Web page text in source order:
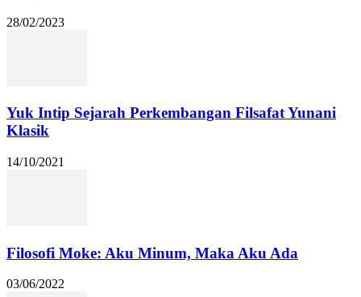
28/02/2023
Yuk Intip Sejarah Perkembangan Filsafat Yunani
Klasik
14/10/2021
Filosofi Moke: Aku Minum, Maka Aku Ada
03/06/2022